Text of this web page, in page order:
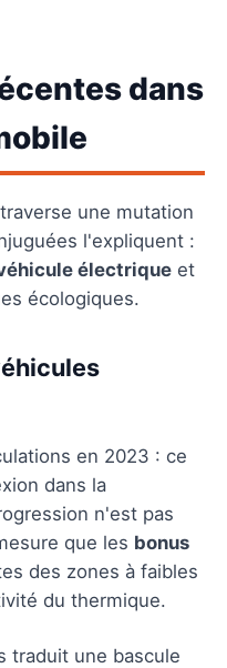
dans
une mutation
l'expliquent :
électrique et
écologiques.
en 2023 : ce
dans la
n'est pas
que les bonus
des zones à faibles
du thermique.
traduit une bascule